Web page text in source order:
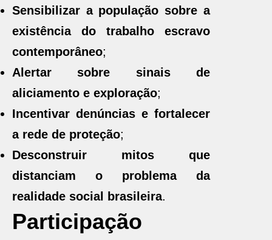
Sensibilizar a população sobre a
existência do trabalho escravo
contemporâneo;
Alertar sobre sinais de
aliciamento e exploração;
Incentivar denúncias e fortalecer
a rede de proteção;
Desconstruir mitos que
distanciam o problema da
realidade social brasileira.
Participação